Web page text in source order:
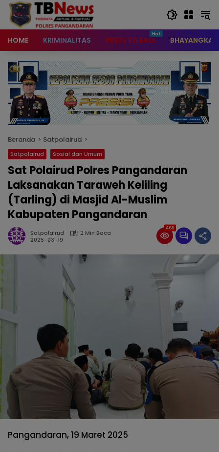
content
HOME KRIMINALITAS PRESS RELEASE BHAYANGKARI
Beranda Satpolairud
Satpolairud Sosial dan Umum
Sat Polairud Polres Pangandaran
Laksanakan Taraweh Keliling
(Tarling) di Masjid Al-Muslim
Kabupaten Pangandaran
Satpolairud
2 Min Baca
2025-03-19
469
Pangandaran, 19 Maret 2025